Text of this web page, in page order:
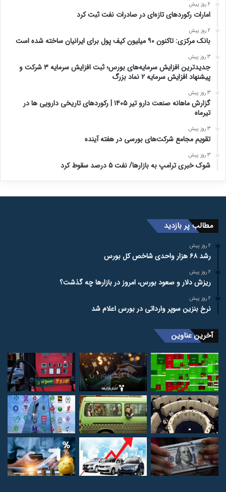
2 روز پیش
امارات رکورد‌های تازه‌ای در صادرات نفت ثبت کرد
2 روز پیش
بانک مرکزی: تاکنون ۹۰ میلیون کیف پول برای ایرانیان ساخته شده است
3 روز پیش
جدیدترین افزایش سرمایه‌های بورس؛ ثبت افزایش سرمایه ۳ شرکت و
پیشنهاد افزایش سرمایه ۲ نماد بزرگ
3 روز پیش
گزارش ماهانه صنعت دارو تیر ۱۴۰۵ | رکوردهای تاریخی دارویی ها در
تیرماه
3 روز پیش
تقویم مجامع شرکت‌های بورسی در هفته آینده
3 روز پیش
شوک خبری ترامپ به بازارها/ نفت ۵ درصد سقوط کرد
مطالب پر بازدید
2 روز پیش
رشد ۶۸ هزار واحدی شاخص کل بورس
2 روز پیش
ریزش دلار و صعود بورس، امروز در بازارها چه گذشت؟
2 روز پیش
نرخ بنزین سوپر وارداتی در بورس اعلام شد
آخرین عناوین